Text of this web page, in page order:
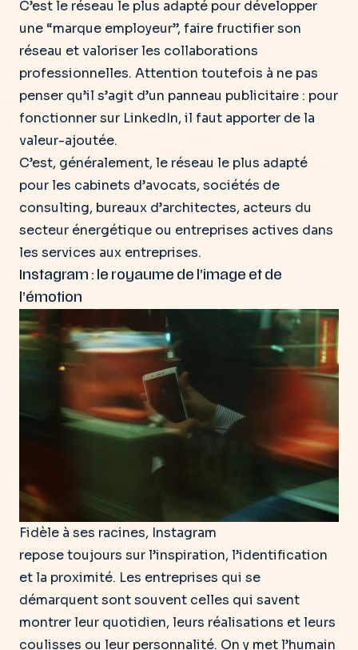
C’est le réseau le plus adapté pour développer
une “marque employeur”, faire fructifier son
réseau et valoriser les collaborations
professionnelles. Attention toutefois à ne pas
penser qu’il s’agit d’un panneau publicitaire : pour
fonctionner sur LinkedIn, il faut apporter de la
valeur-ajoutée.
C’est, généralement, le réseau le plus adapté
pour les cabinets d’avocats, sociétés de
consulting, bureaux d’architectes, acteurs du
secteur énergétique ou entreprises actives dans
les services aux entreprises.
Instagram : le royaume de l’image et de
l’émotion
Fidèle à ses racines, Instagram
repose toujours sur l’inspiration, l’identification
et la proximité. Les entreprises qui se
démarquent sont souvent celles qui savent
montrer leur quotidien, leurs réalisations et leurs
coulisses ou leur personnalité. On y met l’humain